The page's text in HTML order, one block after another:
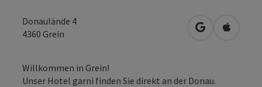
Donaulände 4
4360 Grein in Google
in
Willkommen in Grein!
Unser Hotel garni finden Sie direkt an der Donau.